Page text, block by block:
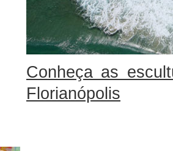
Conheça as
Florianópolis